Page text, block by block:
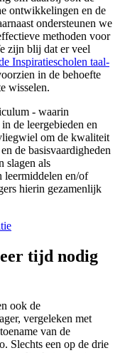
ontwikkelingen en de
ondersteunen we
methoden voor
zijn blij dat er veel
Inspiratiescholen taal-
in de behoefte
wisselen.
- waarin
de leergebieden en
om de kwaliteit
de basisvaardigheden
slagen als
leermiddelen en/of
hierin gezamenlijk
tijd nodig
ook de
vergeleken met
van de
Slechts een op de drie